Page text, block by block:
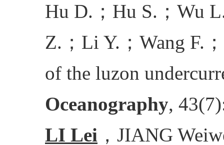
Hu D. ； Hu S. ； Wu
Z. ； Li Y. ； Wang F. ；
of the luzon
Oceanography,
LI Lei ， JIANG